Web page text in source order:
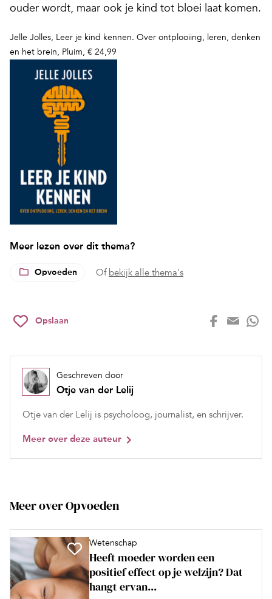
ouder wordt, maar ook je kind tot bloei laat komen.
Jelle Jolles, Leer je kind kennen. Over ontplooiing, leren, denken
en het brein, Pluim, € 24,99
Meer lezen over dit thema?
Opvoeden Of bekijk alle thema's
Opslaan
Geschreven door
Otje van der Lelij
Otje van der Lelij is psycholoog, journalist, en schrijver.
Meer over deze auteur
Meer over Opvoeden
Wetenschap
Heeft moeder worden een
positief effect op je welzijn? Dat
hangt ervan...